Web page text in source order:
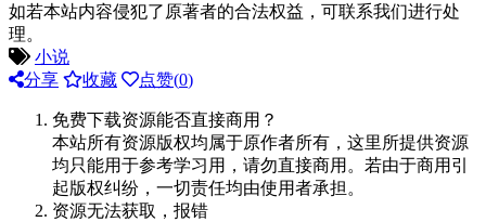
如若本站内容侵犯了原著者的合法权益，可联系我们进行处
理。
小说
分享
收藏 点赞(0)
免费下载资源能否直接商用？
本站所有资源版权均属于原作者所有，这里所提供资源
均只能用于参考学习用，请勿直接商用。若由于商用引
起版权纠纷，一切责任均由使用者承担。
资源无法获取，报错